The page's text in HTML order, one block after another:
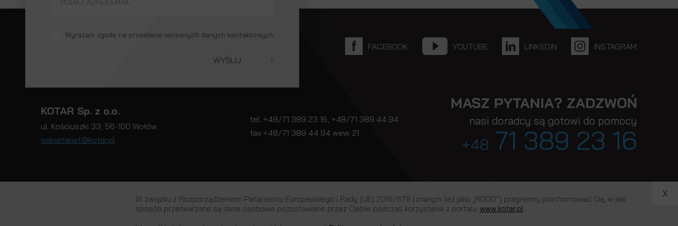
Wyrażam zgodę na przesłanie wpisanych danych kontaktowych
FACEBOOK YOUTUBE LINKEDIN INSTAGRAM
KOTAR Sp. z o.o.
ul. Kościuszki 33, 56-100 Wołów
sekretariat@kotar.pl
tel. +48/71 389 23 16, +48/71 389 44 94
fax +48/71 389 44 94 wew. 21
MASZ PYTANIA? ZADZWOŃ
nasi doradcy są gotowi do pomocy
+48 71 389 23 16
Sąd Rejonowy dla Wrocławia-Fabrycznej, IX Wydział Gospodarczy Krajowego Rejestru Sądowego | KRS: 0000708604 | BDO: 000009786 | Kapitał Zakładowy 1.100.000,00 zł
X
W związku z Rozporządzeniem Parlamentu Europejskiego i Rady (UE) 2016/679 (znanym też jako „RODO”) pragniemy poinformować Cię, w jaki
sposób przetwarzane są dane osobowe pozostawiane przez Ciebie podczas korzystania z portalu www.kotar.pl.